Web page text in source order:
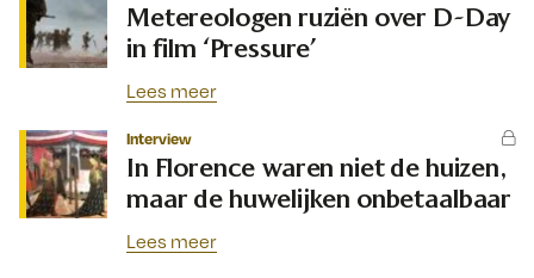
Metereologen ruziën over D-Day
in film ‘Pressure’
Lees meer
Interview
In Florence waren niet de huizen,
maar de huwelijken onbetaalbaar
Lees meer